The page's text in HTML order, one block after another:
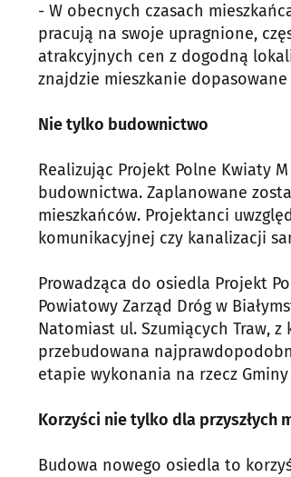
- W obecnych czasach
pracują na swoje upragnione,
atrakcyjnych cen z dogodną
znajdzie mieszkanie
Nie tylko budownictwo
Realizując Projekt Polne Kwiaty
budownictwa. Zaplanowane
mieszkańców. Projektanci
komunikacyjnej czy kanalizacji
Prowadząca do osiedla Projekt
Powiatowy Zarząd Dróg w
Natomiast ul. Szumiących Traw,
przebudowana
etapie wykonania na rzecz
Korzyści nie tylko dla przyszłych
Budowa nowego osiedla to